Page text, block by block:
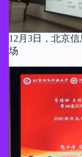
12月3日，北京
场